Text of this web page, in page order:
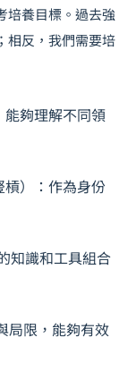
培養目標。過去強
相反，我們需要培
能夠理解不同領
槓）：作為身份
知識和工具組合
局限，能夠有效